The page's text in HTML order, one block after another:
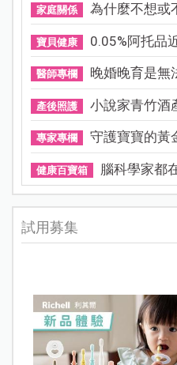
家庭關係 為什麼不想或
寶貝健康 0.05%阿托品
醫師專欄 晚婚晚育是無
產後照護 小說家青竹酒
專家專欄 守護寶寶的黃
健康百寶箱 腦科學家都
試用募集